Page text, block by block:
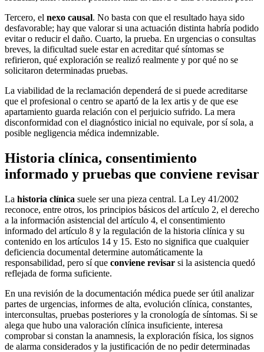
Tercero, el nexo causal. No basta con que el resultado haya sido
desfavorable; hay que valorar si una actuación distinta habría podido
evitar o reducir el daño. Cuarto, la prueba. En urgencias o consultas
breves, la dificultad suele estar en acreditar qué síntomas se
refirieron, qué exploración se realizó realmente y por qué no se
solicitaron determinadas pruebas.
La viabilidad de la reclamación dependerá de si puede acreditarse
que el profesional o centro se apartó de la lex artis y de que ese
apartamiento guarda relación con el perjuicio sufrido. La mera
disconformidad con el diagnóstico inicial no equivale, por sí sola, a
posible negligencia médica indemnizable.
Historia clínica, consentimiento
informado y pruebas que conviene revisar
La historia clínica suele ser una pieza central. La Ley 41/2002
reconoce, entre otros, los principios básicos del artículo 2, el derecho
a la información asistencial del artículo 4, el consentimiento
informado del artículo 8 y la regulación de la historia clínica y su
contenido en los artículos 14 y 15. Esto no significa que cualquier
deficiencia documental determine automáticamente la
responsabilidad, pero sí que conviene revisar si la asistencia quedó
reflejada de forma suficiente.
En una revisión de la documentación médica puede ser útil analizar
partes de urgencias, informes de alta, evolución clínica, constantes,
interconsultas, pruebas posteriores y la cronología de síntomas. Si se
alega que hubo una valoración clínica insuficiente, interesa
comprobar si constan la anamnesis, la exploración física, los signos
de alarma considerados y la justificación de no pedir determinadas